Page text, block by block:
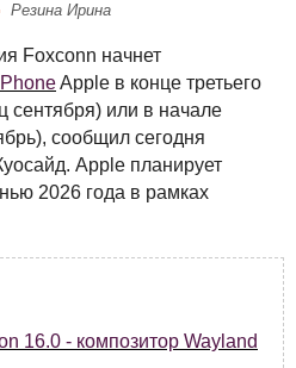
Резина Ирина
Foxconn начнет
Apple в конце третьего
сентября) или в начале
сообщил сегодня
Apple планирует
2026 года в рамках
16.0 - композитор Wayland